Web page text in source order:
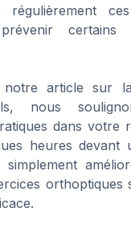
régulièrement
certains
article sur
nous
dans votre
heures devant
simplement
orthoptiques